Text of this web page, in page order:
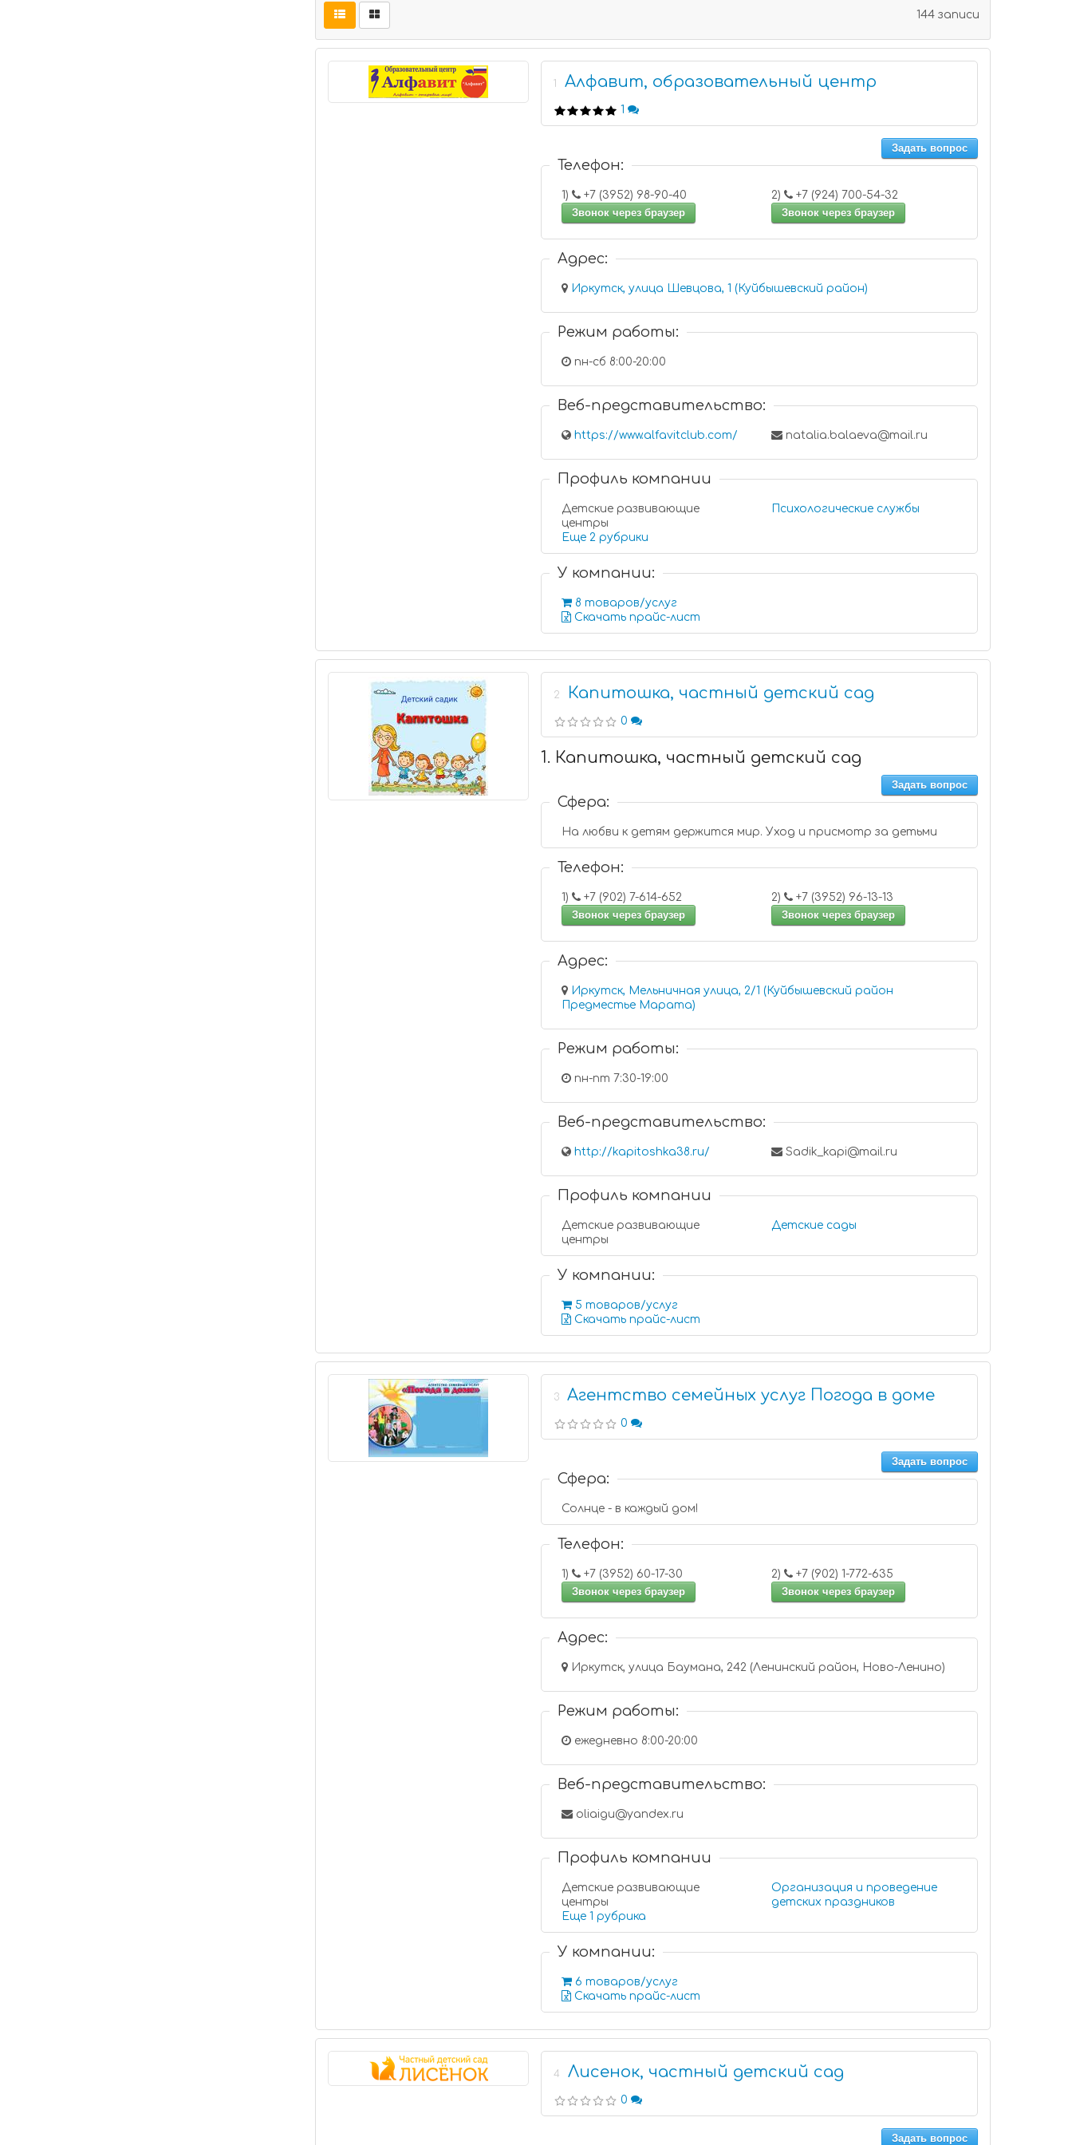
144 записи
1 Алфавит, образовательный центр
1
Задать вопрос
Телефон:
1)
+7 (3952) 98-90-40
Звонок через браузер
2)
+7 (924) 700-54-32
Звонок через браузер
Адрес:
Иркутск, улица Шевцова, 1 (Куйбышевский район)
Режим работы:
пн-сб 8:00-20:00
Веб-представительство:
https://www.alfavitclub.com/ natalia.balaeva@mail.ru
Профиль компании
Детские развивающие
центры
Психологические службы
Еще 2 рубрики
У компании:
8 товаров/услуг
Скачать прайс-лист
2 Капитошка, частный детский сад
0
1. Капитошка, частный детский сад
Задать вопрос
Сфера:
На любви к детям держится мир. Уход и присмотр за детьми
Телефон:
1)
+7 (902) 7-614-652
Звонок через браузер
2)
+7 (3952) 96-13-13
Звонок через браузер
Адрес:
Иркутск, Мельничная улица, 2/1 (Куйбышевский район
Предместье Марата)
Режим работы:
пн-пт 7:30-19:00
Веб-представительство:
http://kapitoshka38.ru/ Sadik_kapi@mail.ru
Профиль компании
Детские развивающие
центры
Детские сады
У компании:
5 товаров/услуг
Скачать прайс-лист
3 Агентство семейных услуг Погода в доме
0
Задать вопрос
Сфера:
Солнце - в каждый дом!
Телефон:
1)
+7 (3952) 60-17-30
Звонок через браузер
2)
+7 (902) 1-772-635
Звонок через браузер
Адрес:
Иркутск, улица Баумана, 242 (Ленинский район, Ново-Ленино)
Режим работы:
ежедневно 8:00-20:00
Веб-представительство:
oliaigu@yandex.ru
Профиль компании
Детские развивающие
центры
Организация и проведение
детских праздников
Еще 1 рубрика
У компании:
6 товаров/услуг
Скачать прайс-лист
4 Лисенок, частный детский сад
0
Задать вопрос